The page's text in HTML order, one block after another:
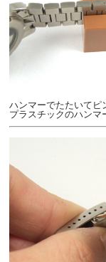
ハンマーでたたいてピ
プラスチックのハンマ